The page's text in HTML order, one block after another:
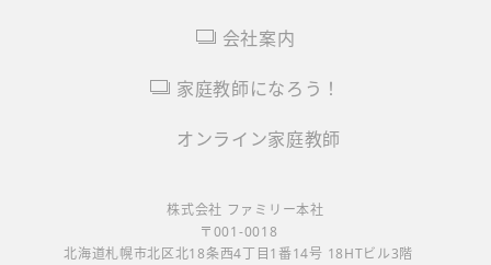
オンライン家庭教師
家庭教師になろう！
会社案内
株式会社 ファミリー本社
〒001-0018
北海道札幌市北区北18条西4丁目1番14号 18HTビル3階